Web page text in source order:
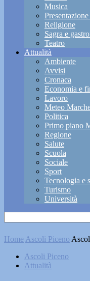
Musica
Religione
Sagra e
Teatro
Attualità
Ambiente
Avvisi
Cronaca
Economia e
Lavoro
Meteo
Politica
Primo piano
Regione
Salute
Scuola
Sociale
Sport
Tecnologia e
Turismo
Università
Home Ascoli Piceno
Ascoli Piceno
Attualità